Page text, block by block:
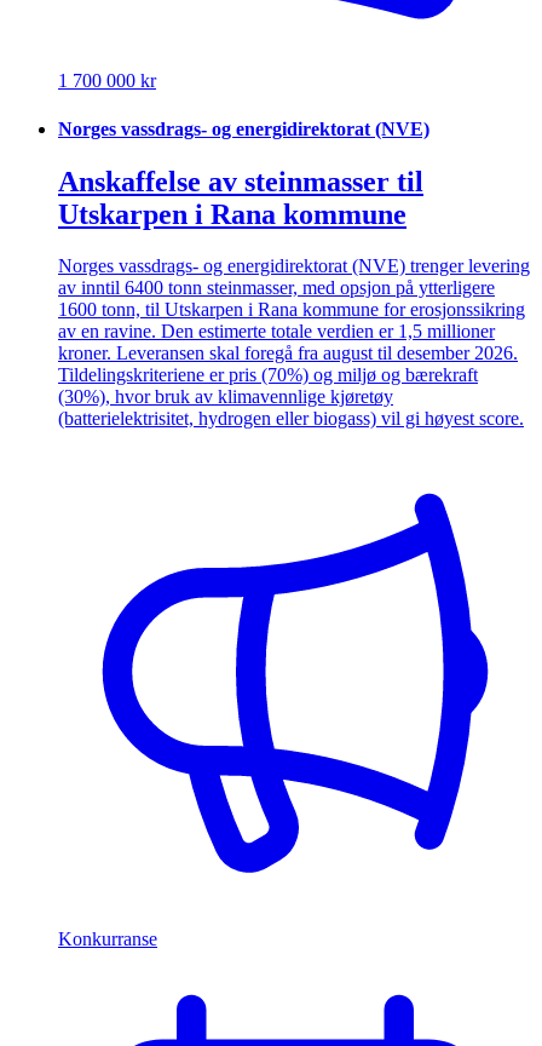
1 700 000 kr
Norges vassdrags- og energidirektorat (NVE)
Anskaffelse av steinmasser til
Utskarpen i Rana kommune
Norges vassdrags- og energidirektorat (NVE) trenger levering
av inntil 6400 tonn steinmasser, med opsjon på ytterligere
1600 tonn, til Utskarpen i Rana kommune for erosjonssikring
av en ravine. Den estimerte totale verdien er 1,5 millioner
kroner. Leveransen skal foregå fra august til desember 2026.
Tildelingskriteriene er pris (70%) og miljø og bærekraft
(30%), hvor bruk av klimavennlige kjøretøy
(batterielektrisitet, hydrogen eller biogass) vil gi høyest score.
Konkurranse